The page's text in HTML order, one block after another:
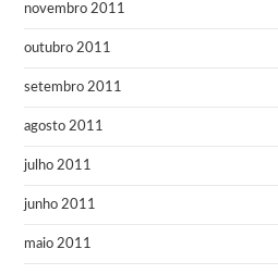
novembro 2011
outubro 2011
setembro 2011
agosto 2011
julho 2011
junho 2011
maio 2011